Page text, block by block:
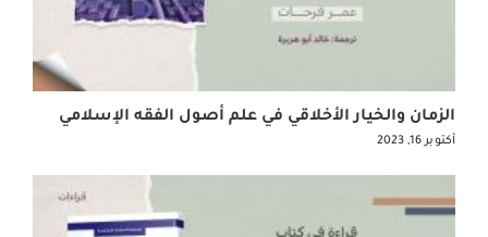
الزمان والخيار الأخلاقي في علم أصول الفقه الإسلامي
أكتوبر 16, 2023